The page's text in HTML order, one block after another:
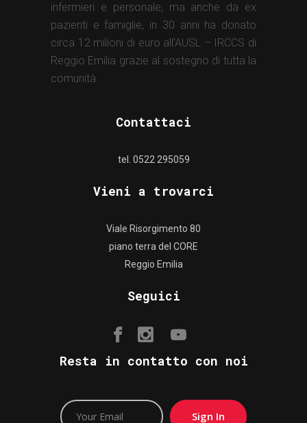
infermieri e personale, ma anche da ex
pazienti e famiglie, in 30 anni ha donato
circa 12 milioni di euro all’AUSL – IRCCS di
Reggio Emilia grazie al sostegno di tutta la
comunità.
Contattaci
tel. 0522 295059
Vieni a trovarci
Viale Risorgimento 80
piano terra del CORE
Reggio Emilia
Seguici
Resta in contatto con noi